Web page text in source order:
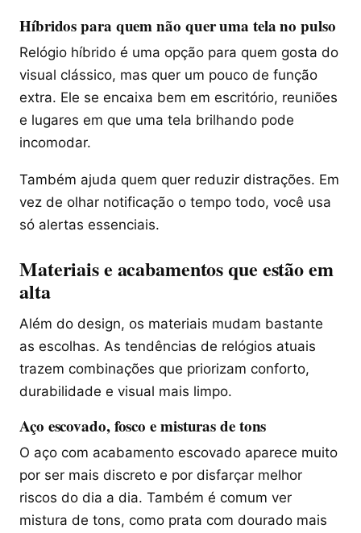
Híbridos para quem não quer uma tela no pulso
Relógio híbrido é uma opção para quem gosta do
visual clássico, mas quer um pouco de função
extra. Ele se encaixa bem em escritório, reuniões
e lugares em que uma tela brilhando pode
incomodar.
Também ajuda quem quer reduzir distrações. Em
vez de olhar notificação o tempo todo, você usa
só alertas essenciais.
Materiais e acabamentos que estão em
alta
Além do design, os materiais mudam bastante
as escolhas. As tendências de relógios atuais
trazem combinações que priorizam conforto,
durabilidade e visual mais limpo.
Aço escovado, fosco e misturas de tons
O aço com acabamento escovado aparece muito
por ser mais discreto e por disfarçar melhor
riscos do dia a dia. Também é comum ver
mistura de tons, como prata com dourado mais